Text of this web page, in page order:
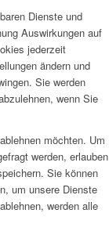
Dienste und
Auswirkungen auf
jederzeit
ändern und
Sie werden
wenn Sie
möchten. Um
werden, erlauben
Sie können
um unsere Dienste
werden alle